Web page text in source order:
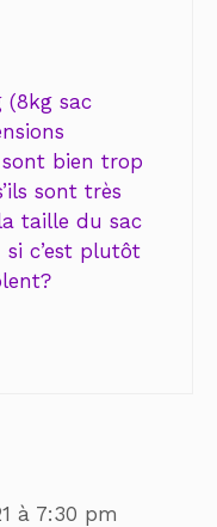
(8kg sac
sont bien trop
sont très
taille du sac
c’est plutôt
à 7:30 pm